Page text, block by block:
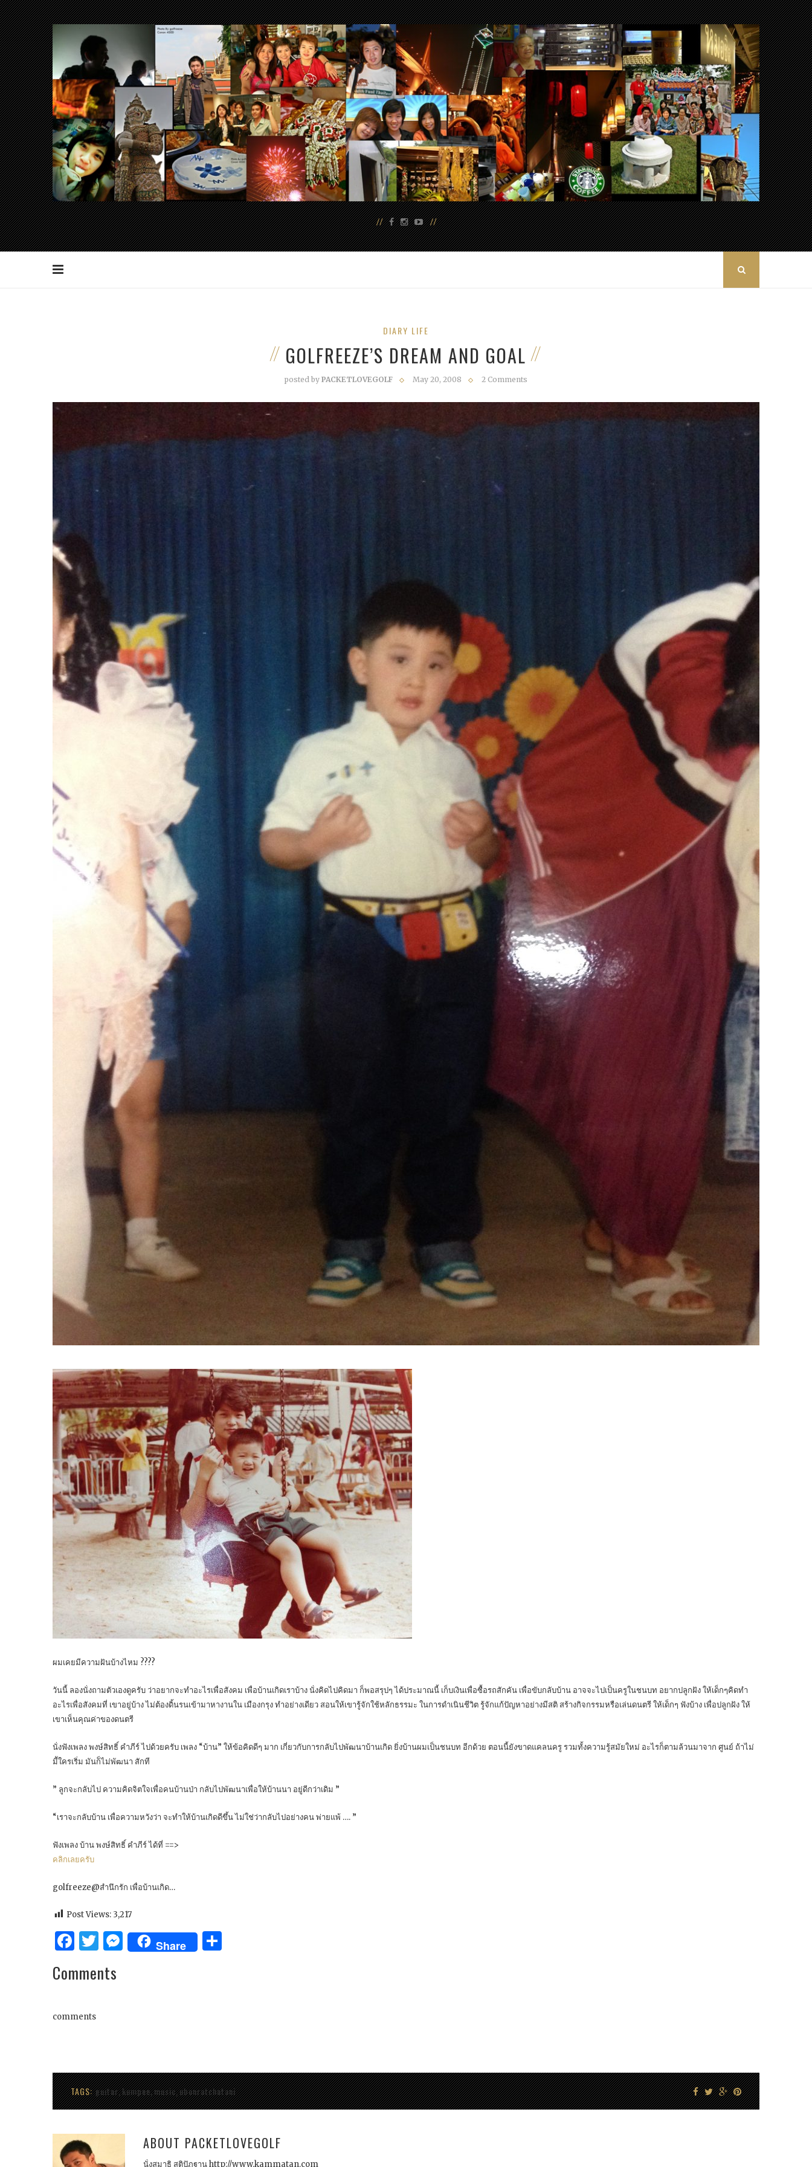
DIARY LIFE
GOLFREEZE’S DREAM AND GOAL
posted by PACKETLOVEGOLF May 20, 2008 2 Comments
ผมเคยมีความฝันบ้างไหม ????
วันนี้ ลองนั่งถามตัวเองดูครับ ว่าอยากจะทำอะไรเพื่อสังคม เพื่อบ้านเกิดเราบ้าง นั่งคิดไปคิดมา ก็พอสรุปๆ ได้ประมาณนี้ เก็บเงินเพื่อซื้อรถสักคัน เพื่อขับกลับบ้าน อาจจะไปเป็นครูในชนบท อยากปลูกฝัง ให้เด็กๆคิดทำ
อะไรเพื่อสังคมที่ เขาอยู่บ้าง ไม่ต้องดิ้นรนเข้ามาหางานใน เมืองกรุง ทำอย่างเดียว สอนให้เขารู้จักใช้หลักธรรมะ ในการดำเนินชีวิต รู้จักแก้ปัญหาอย่างมีสติ สร้างกิจกรรมหรือเล่นดนตรี ให้เด็กๆ ฟังบ้าง เพื่อปลูกฝัง ให้
เขาเห็นคุณค่าของดนตรี
นั่งฟังเพลง พงษ์สิทธิ์ คำภีร์ ไปด้วยครับ เพลง “บ้าน” ให้ข้อคิดดีๆ มาก เกี่ยวกับการกลับไปพัฒนาบ้านเกิด ยิ่งบ้านผมเป็นชนบท อีกด้วย ตอนนี้ยังขาดแคลนครู รวมทั้งความรู้สมัยใหม่ อะไรก็ตามล้วนมาจาก ศูนย์ ถ้าไม่
มีัใครเริ่ม มันก็ไม่พัฒนา สักที
” ลูกจะกลับไป ความคิดจิตใจเพื่อคนบ้านป่า กลับไปพัฒนาเพื่อให้บ้านนา อยู่ดีกว่าเดิม ”
“เราจะกลับบ้าน เพื่อความหวังว่า จะทำให้บ้านเกิดดีขึ้น ไม่ใช่ว่ากลับไปอย่างคน พ่ายแพ้ …. ”
ฟังเพลง บ้าน พงษ์สิทธิ์ คำภีร์ ได้ที่ ==>
คลิกเลยครับ
golfreeze@สำนึกรัก เพื่อบ้านเกิด…
Post Views: 3,217
Facebook
Twitter
Messenger
Share
Comments
comments
TAGS: guitar,kumpee,music,ubonratchatani
ABOUT PACKETLOVEGOLF
นั่งสมาธิ สติปัฏฐาน http://www.kammatan.com